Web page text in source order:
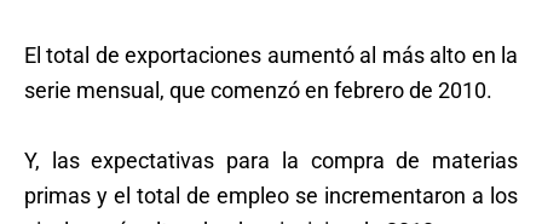
El total de exportaciones aumentó al más alto en la
serie mensual, que comenzó en febrero de 2010.
Y, las expectativas para la compra de materias
primas y el total de empleo se incrementaron a los